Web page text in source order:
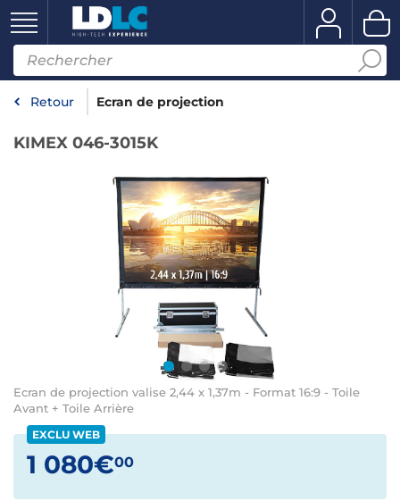
Retour Ecran de projection
KIMEX 046-3015K
Ecran de projection valise 2,44 x 1,37m - Format 16:9 - Toile
Avant + Toile Arrière
EXCLU WEB
1 080€00